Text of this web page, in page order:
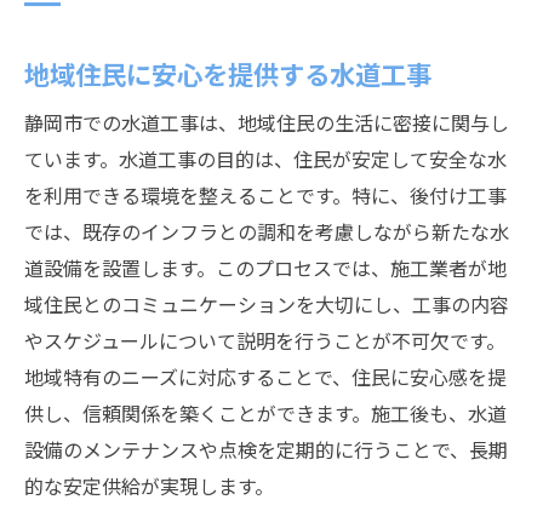
地域住民に安心を提供する水道工事
静岡市での水道工事は、地域住民の生活に密接に関与し
ています。水道工事の目的は、住民が安定して安全な水
を利用できる環境を整えることです。特に、後付け工事
では、既存のインフラとの調和を考慮しながら新たな水
道設備を設置します。このプロセスでは、施工業者が地
域住民とのコミュニケーションを大切にし、工事の内容
やスケジュールについて説明を行うことが不可欠です。
地域特有のニーズに対応することで、住民に安心感を提
供し、信頼関係を築くことができます。施工後も、水道
設備のメンテナンスや点検を定期的に行うことで、長期
的な安定供給が実現します。